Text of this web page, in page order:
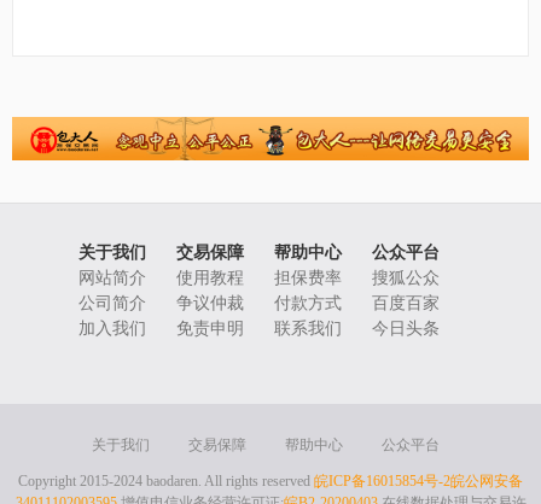
关于我们 交易保障 帮助中心
公众平台
网站简介
使用教程 担保费率
搜狐公众
公司简介
争议仲裁 付款方式
百度百家
加入我们
免责申明 联系我们 今日头条
关于我们 交易保障 帮助中心 公众平台
Copyright 2015-2024 baodaren. All rights reserved 皖ICP备16015854号-2皖公网安备